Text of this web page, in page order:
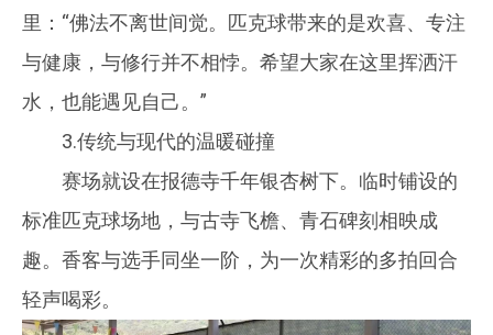
里：“佛法不离世间觉。匹克球带来的是欢喜、专注
与健康，与修行并不相悖。希望大家在这里挥洒汗
水，也能遇见自己。”
3.传统与现代的温暖碰撞
赛场就设在报德寺千年银杏树下。临时铺设的
标准匹克球场地，与古寺飞檐、青石碑刻相映成
趣。香客与选手同坐一阶，为一次精彩的多拍回合
轻声喝彩。